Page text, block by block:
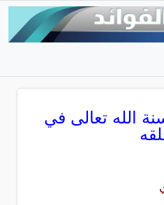
الله تعالى في